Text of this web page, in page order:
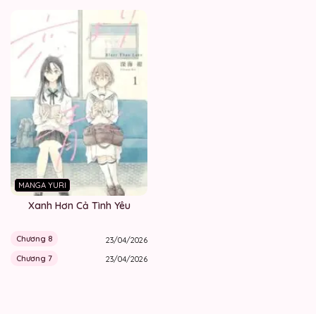
MANGA YURI
Xanh Hơn Cả Tình Yêu
Chương 8
23/04/2026
Chương 7
23/04/2026